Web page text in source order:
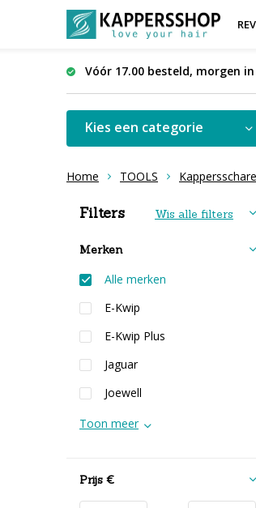
Vóór 17.00 besteld, morgen
Kies een categorie
Home TOOLS
Sorteren op:
Filters Wis alle filters
Merken
Alle merken
E-Kwip
E-Kwip Plus
Jaguar
Joewell
Toon meer
Prijs €